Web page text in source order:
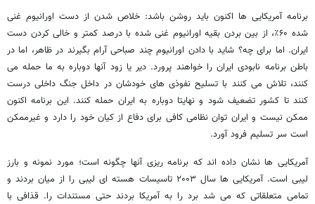
برنامه آمریکایی ها اکنون باید روشن باشد: خلاص شدن از دست اورانیوم غنی
شده ۶۰٪، از بین بردن بقیه اورانیوم غنی شده با درصد کمتر و خالی کردن دست
ایران. اما برای چه؟ شاید با دادن اورانیوم چند صباحی آرام بگیرند در ظاهر، اما در
باطن برنامه نابودی ایران را خواهند پرورد. دیر یا زود آنها دوباره به ما حمله می
کنند، تلاش می کنند با تسلیح نفوذی های خودشان در داخل جنگ داخلی درست
کنند تا کشور تضعیف شود و نهایتا دوباره به ایران حمله کنند. این برنامه اکنون
ممکن نیست و ایران توان نظامی کافی برای دفاع از کیان خود را دارد و غیرممکن
است سر تسلیم فرود آورد.
آمریکایی ها نشان داده اند که برنامه ریزی آنها چگونه است؛ مورد نمونه و بارز
لیبی است. آمریکایی ها سال ۲۰۰۳ تاسیسات هسته ای لیبی را از میان بردند و
تمامی متعلقاتی که می شد برد را به آمریکا بردند حتی مستندات را. قذافی با